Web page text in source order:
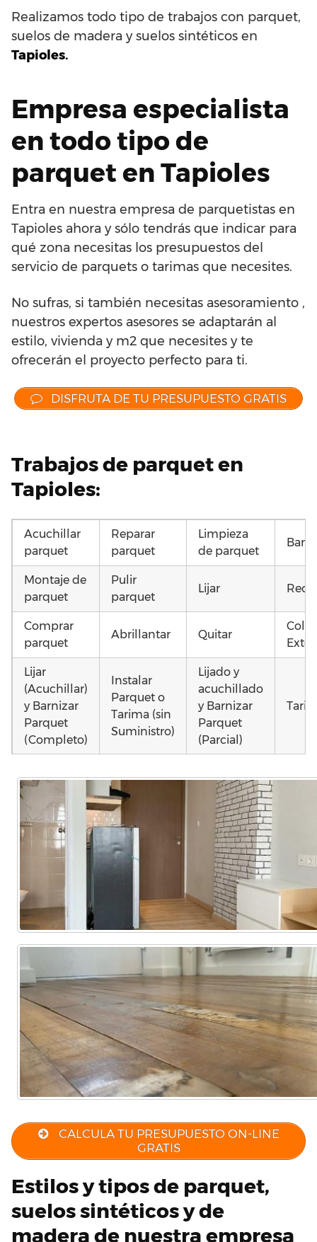
Realizamos todo tipo de trabajos con parquet,
suelos de madera y suelos sintéticos en
Tapioles.
Empresa especialista
en todo tipo de
parquet en Tapioles
Entra en nuestra empresa de parquetistas en
Tapioles ahora y sólo tendrás que indicar para
qué zona necesitas los presupuestos del
servicio de parquets o tarimas que necesites.
No sufras, si también necesitas asesoramiento ,
nuestros expertos asesores se adaptarán al
estilo, vivienda y m2 que necesites y te
ofrecerán el proyecto perfecto para ti.
DISFRUTA DE TU PRESUPUESTO GRATIS
Trabajos de parquet en
Tapioles:
Acuchillar
parquet
Reparar
parquet
Limpieza
de parquet
Montaje de
parquet
Pulir
parquet
Lijar
Comprar
parquet
Abrillantar Quitar
Lijar
(Acuchillar)
y Barnizar
Parquet
(Completo)
Instalar
Parquet o
Tarima (sin
Suministro)
Lijado y
acuchillado
y Barnizar
Parquet
(Parcial)
parquet o
Tarima
Local
Comercial
parquet o
Tarima
Vivienda
(Completa)
parquet o
Tarima
Vivienda
(Parcial)
CALCULA TU PRESUPUESTO ON-LINE
GRATIS
Estilos y tipos de parquet,
suelos sintéticos y de
madera de nuestra empresa